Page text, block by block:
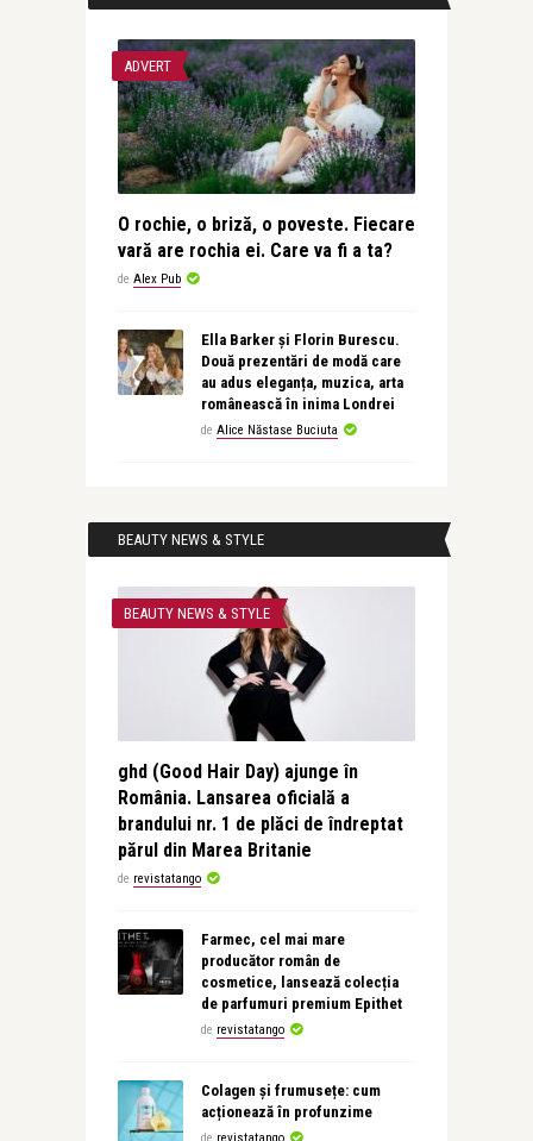
ADVERT
O rochie, o briză, o poveste. Fiecare
vară are rochia ei. Care va fi a ta?
de Alex Pub
Ella Barker și Florin Burescu.
Două prezentări de modă care
au adus eleganța, muzica, arta
românească în inima Londrei
de Alice Năstase Buciuta
BEAUTY NEWS & STYLE
BEAUTY NEWS & STYLE
ghd (Good Hair Day) ajunge în
România. Lansarea oficială a
brandului nr. 1 de plăci de îndreptat
părul din Marea Britanie
de revistatango
Farmec, cel mai mare
producător român de
cosmetice, lansează colecția
de parfumuri premium Epithet
de revistatango
Colagen și frumusețe: cum
acționează în profunzime